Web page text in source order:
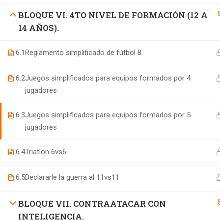
BLOQUE VI. 4TO NIVEL DE FORMACIÓN (12 A
14 AÑOS).
6.1Reglamento simplificado de fútbol 8
6.2Juegos simplificados para equipos formados por 4
jugadores
6.3Juegos simplificados para equipos formados por 5
jugadores
6.4Triatlón 6vs6
6.5Declararle la guerra al 11vs11
BLOQUE VII. CONTRAATACAR CON
INTELIGENCIA.